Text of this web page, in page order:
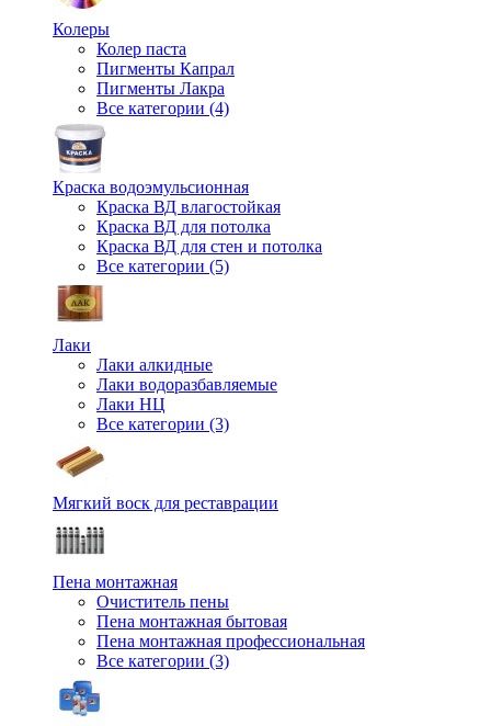
Колеры
Колер паста
Пигменты Капрал
Пигменты Лакра
Все категории (4)
Краска водоэмульсионная
Краска ВД влагостойкая
Краска ВД для потолка
Краска ВД для стен и потолка
Все категории (5)
Лаки
Лаки алкидные
Лаки водоразбавляемые
Лаки НЦ
Все категории (3)
Мягкий воск для реставрации
Пена монтажная
Очиститель пены
Пена монтажная бытовая
Пена монтажная профессиональная
Все категории (3)